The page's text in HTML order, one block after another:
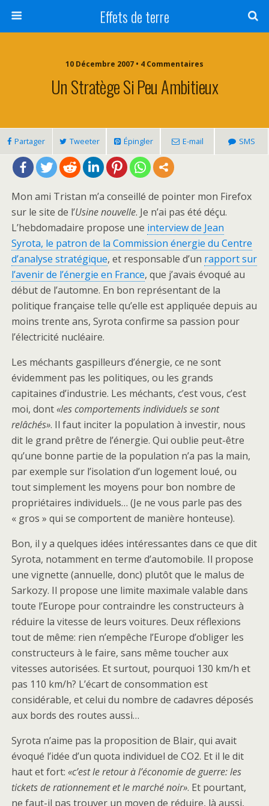
Effets de terre
10 Décembre 2007 • 4 Commentaires
Un Stratège Si Peu Ambitieux
Partager Tweeter Épingler E-mail SMS
Mon ami Tristan m’a conseillé de pointer mon Firefox
sur le site de l’Usine nouvelle. Je n’ai pas été déçu.
L’hebdomadaire propose une interview de Jean
Syrota, le patron de la Commission énergie du Centre
d’analyse stratégique, et responsable d’un rapport sur
l’avenir de l’énergie en France, que j’avais évoqué au
début de l’automne. En bon représentant de la
politique française telle qu’elle est appliquée depuis au
moins trente ans, Syrota confirme sa passion pour
l’électricité nucléaire.
Les méchants gaspilleurs d’énergie, ce ne sont
évidemment pas les politiques, ou les grands
capitaines d’industrie. Les méchants, c’est vous, c’est
moi, dont«les comportements individuels se sont
relâchés». Il faut inciter la population à investir, nous
dit le grand prêtre de l’énergie. Qui oublie peut-être
qu’une bonne partie de la population n’a pas la main,
par exemple sur l’isolation d’un logement loué, ou
tout simplement les moyens pour bon nombre de
propriétaires individuels… (Je ne vous parle pas des
« gros » qui se comportent de manière honteuse).
Bon, il y a quelques idées intéressantes dans ce que dit
Syrota, notamment en terme d’automobile. Il propose
une vignette (annuelle, donc) plutôt que le malus de
Sarkozy. Il propose une limite maximale valable dans
toute l’Europe pour contraindre les constructeurs à
réduire la vitesse de leurs voitures. Deux réflexions
tout de même: rien n’empêche l’Europe d’obliger les
constructeurs à le faire, sans même toucher aux
vitesses autorisées. Et surtout, pourquoi 130 km/h et
pas 110 km/h? L’écart de consommation est
considérable, et celui du nombre de cadavres déposés
aux bords des routes aussi…
Syrota n’aime pas la proposition de Blair, qui avait
évoqué l’idée d’un quota individuel de CO2. Et il le dit
haut et fort: «c’est le retour à l’économie de guerre: les
tickets de rationnement et le marché noir». Et pourtant,
ne faut-il pas trouver un moyen de réduire, là aussi,